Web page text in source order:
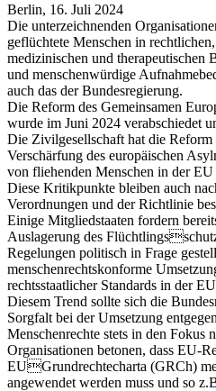
Berlin, 16. Juli 2024
Die unterzeichnenden
geflüchtete Menschen in
medizinischen und therapeutischen
und menschenwürdige
auch das der Bundesregierung.
Die Reform des Gemeinsamen
wurde im Juni 2024 verabschiedet
Die Zivilgesellschaft hat die Reform
Verschärfung des europäischen
von fliehenden Menschen in der EU
Diese Kritikpunkte bleiben auch
Verordnungen und der Richtlinie
Einige Mitgliedstaaten fordern
Auslagerung des
Regelungen politisch in Frage
menschenrechtskonforme
rechtsstaatlicher Standards in der
Diesem Trend sollte sich die
Sorgfalt bei der Umsetzung
Menschenrechte stets in den Fokus
Organisationen betonen, dass EU-
EUGrundrechtecharta (GRCh)
angewendet werden muss und so